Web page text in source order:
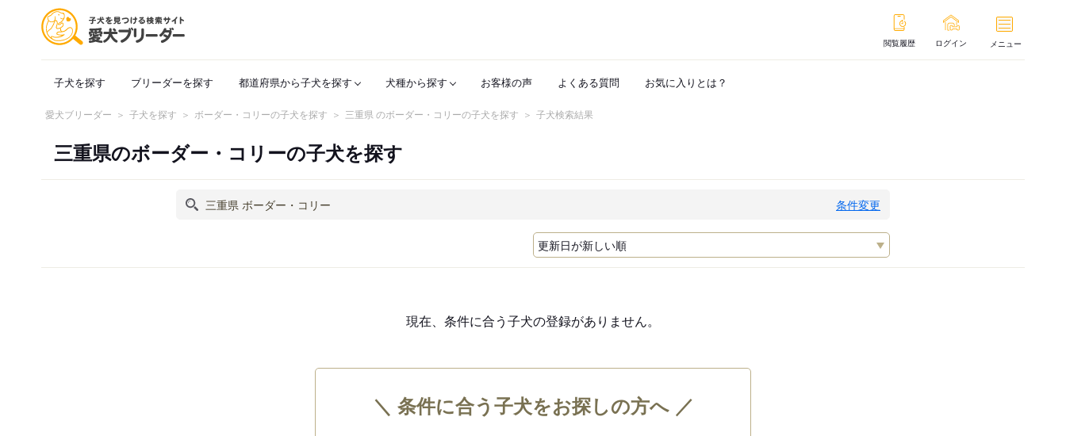
閲覧履歴 ログイン メニュー
子犬を探す ブリーダーを探す 都道府県から子犬を探す 犬種から探す お客様の声 よくある質問 お気に入りとは？
愛犬ブリーダー 子犬を探す ボーダー・コリーの子犬を探す 三重県 のボーダー・コリーの子犬を探す 子犬検索結果
三重県のボーダー・コリーの子犬を探す
条件変更
現在、条件に合う子犬の登録がありません。
＼ 条件に合う子犬をお探しの方へ ／